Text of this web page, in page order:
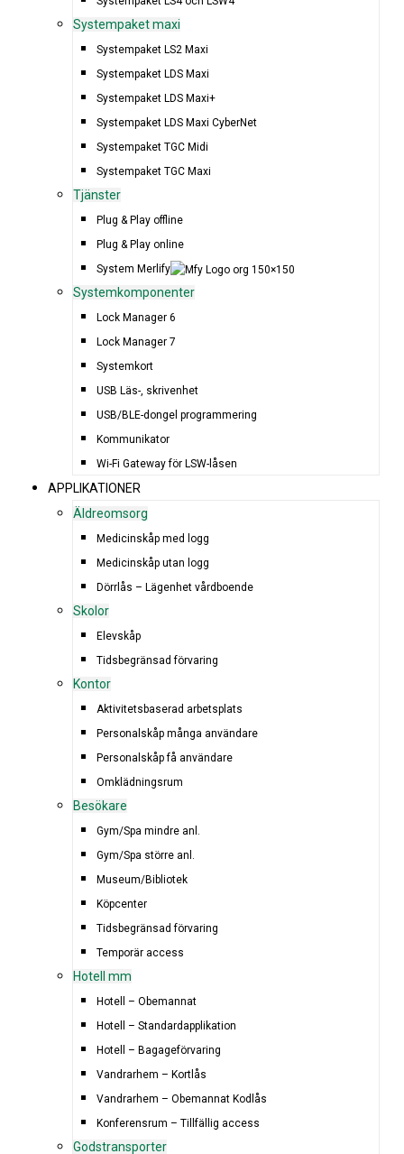
Systempaket maxi
Systempaket LS2 Maxi
Systempaket LDS Maxi
Systempaket LDS Maxi+
Systempaket LDS Maxi CyberNet
Systempaket TGC Midi
Systempaket TGC Maxi
Tjänster
Plug & Play offline
Plug & Play online
System Merlify
Systemkomponenter
Lock Manager 6
Lock Manager 7
Systemkort
USB Läs-, skrivenhet
USB/BLE-dongel programmering
Kommunikator
Wi-Fi Gateway för LSW-låsen
APPLIKATIONER
Äldreomsorg
Medicinskåp med logg
Medicinskåp utan logg
Dörrlås – Lägenhet vårdboende
Skolor
Elevskåp
Tidsbegränsad förvaring
Kontor
Aktivitetsbaserad arbetsplats
Personalskåp många användare
Personalskåp få användare
Omklädningsrum
Besökare
Gym/Spa mindre anl.
Gym/Spa större anl.
Museum/Bibliotek
Köpcenter
Tidsbegränsad förvaring
Temporär access
Hotell mm
Hotell – Obemannat
Hotell – Standardapplikation
Hotell – Bagageförvaring
Vandrarhem – Kortlås
Vandrarhem – Obemannat Kodlås
Konferensrum – Tillfällig access
Godstransporter